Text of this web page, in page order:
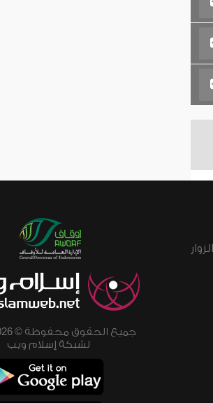
لشبكة إسلام ويب